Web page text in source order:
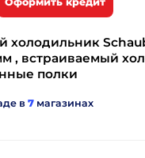
холодильник
, встраиваемый
полки
в 7 магазинах